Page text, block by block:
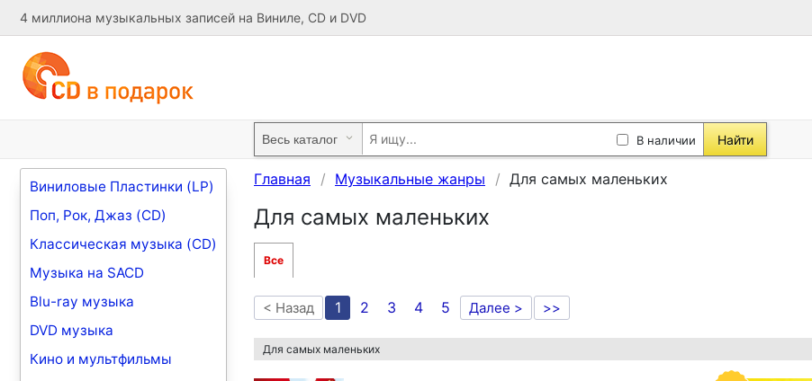
4 миллиона музыкальных записей на Виниле, CD и DVD
В наличии Найти
Виниловые Пластинки (LP)
Поп, Рок, Джаз (CD)
Классическая музыка (CD)
Музыка на SACD
Blu-ray музыка
DVD музыка
Кино и мультфильмы
Главная Музыкальные жанры Для самых маленьких
Для самых маленьких
Все
< Назад 1 2 3 4 5 Далее > >>
Для самых маленьких